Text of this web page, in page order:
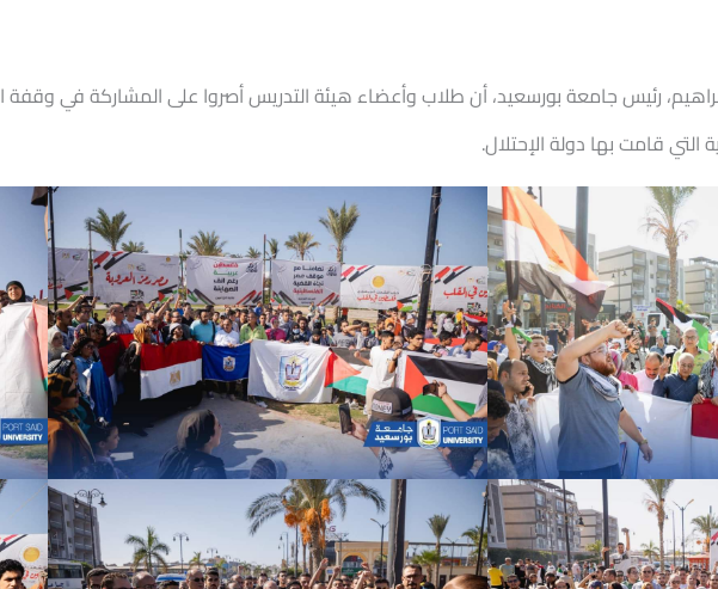
رئيس جامعة بورسعيد، أن طلاب وأعضاء هيئة التدريس أصروا على المشاركة في وقفة
التي قامت بها دولة الإحتلال.